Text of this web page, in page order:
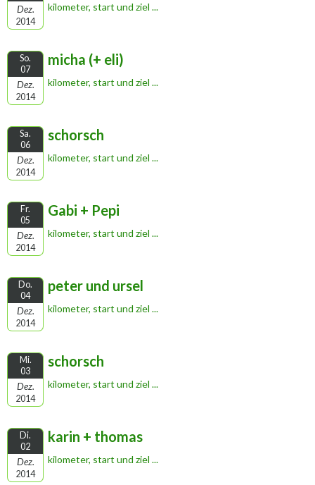
Dez.
2014
kilometer, start und ziel ...
So.
07
Dez.
2014
micha (+ eli)
kilometer, start und ziel ...
Sa.
06
Dez.
2014
schorsch
kilometer, start und ziel ...
Fr.
05
Dez.
2014
Gabi + Pepi
kilometer, start und ziel ...
Do.
04
Dez.
2014
peter und ursel
kilometer, start und ziel ...
Mi.
03
Dez.
2014
schorsch
kilometer, start und ziel ...
Di.
02
Dez.
2014
karin + thomas
kilometer, start und ziel ...